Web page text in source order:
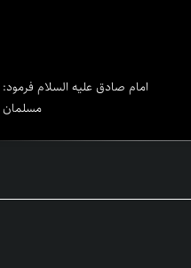
امام صادق علیه السلام
مسلمان